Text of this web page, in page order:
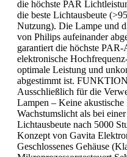
die höchste PAR
die beste Lichtausbeute
Nutzung). Die Lampe und
von Philips aufeinander
garantiert die höchste PAR-
elektronische
optimale Leistung und
abgestimmt ist.
Ausschließlich für die
Lampen – Keine
Wachstumslicht als bei
Lichtausbeute nach 5000
Konzept von Gavita
Geschlossenes Gehäuse